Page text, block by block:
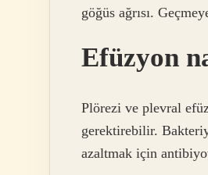
göğüs ağrısı.
Efüzyon
Plörezi ve plevral
gerektirebilir.
azaltmak için